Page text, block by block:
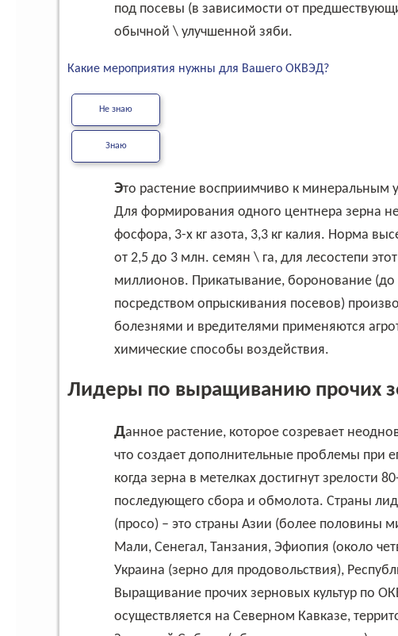
под посевы (в зависимости от
обычной \ улучшенной зяби.
Какие мероприятия нужны для Вашего ОКВЭД?
Не знаю
Знаю
Это растение восприимчиво к минеральным удобрениям, микроэлементам и органике.
Для формирования одного центнера зерна
фосфора, 3-х кг азота, 3,3 кг калия. Норма
от 2,5 до 3 млн. семян \ га, для лесостепи
миллионов. Прикатывание, боронование (до
посредством опрыскивания посевов)
болезнями и вредителями применяются
химические способы воздействия.
Лидеры по выращиванию прочих
Данное растение, которое созревает неодновременно, достаточно активно осыпается,
что создает дополнительные проблемы при
когда зерна в метелках достигнут зрелости
последующего сбора и обмолота. Страны
(просо) – это страны Азии (более половины
Мали, Сенегал, Танзания, Эфиопия (около
Украина (зерно для продовольствия),
Выращивание прочих зерновых культур по
осуществляется на Северном Кавказе,